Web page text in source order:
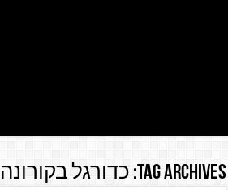
Tag Archives: כדורגל בקורונה